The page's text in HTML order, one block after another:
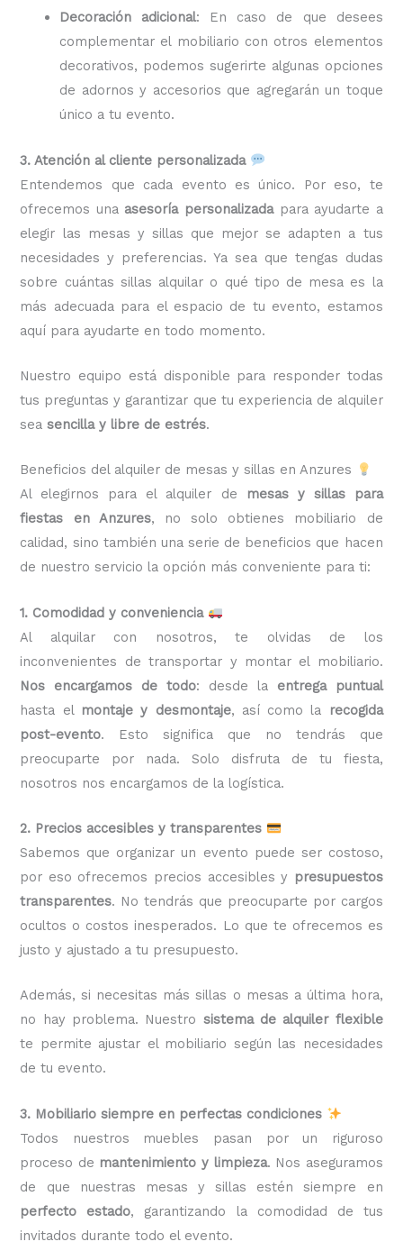
Decoración adicional: En caso de que desees
complementar el mobiliario con otros elementos
decorativos, podemos sugerirte algunas opciones
de adornos y accesorios que agregarán un toque
único a tu evento.
3. Atención al cliente personalizada
Entendemos que cada evento es único. Por eso, te
ofrecemos una asesoría personalizadapara ayudarte a
elegir las mesas y sillas que mejor se adapten a tus
necesidades y preferencias. Ya sea que tengas dudas
sobre cuántas sillas alquilar o qué tipo de mesa es la
más adecuada para el espacio de tu evento, estamos
aquí para ayudarte en todo momento.
Nuestro equipo está disponible para responder todas
tus preguntas y garantizar que tu experiencia de alquiler
seasencilla y libre de estrés.
Beneficios del alquiler de mesas y sillas en Anzures
Al elegirnos para el alquiler de
mesas y sillas para
fiestas en Anzures, no solo obtienes mobiliario de
calidad, sino también una serie de beneficios que hacen
de nuestro servicio la opción más conveniente para ti:
1. Comodidad y conveniencia
Al alquilar con nosotros, te olvidas de los
inconvenientes de transportar y montar el mobiliario.
Nos encargamos de todo: desde la entrega puntual
hasta el montaje y desmontaje, así como la
recogida
post-evento. Esto significa que no tendrás que
preocuparte por nada. Solo disfruta de tu fiesta,
nosotros nos encargamos de la logística.
2. Precios accesibles y transparentes
Sabemos que organizar un evento puede ser costoso,
por eso ofrecemos precios accesibles y presupuestos
transparentes. No tendrás que preocuparte por cargos
ocultos o costos inesperados. Lo que te ofrecemos es
justo y ajustado a tu presupuesto.
Además, si necesitas más sillas o mesas a última hora,
no hay problema. Nuestro sistema de alquiler flexible
te permite ajustar el mobiliario según las necesidades
de tu evento.
3. Mobiliario siempre en perfectas condiciones
Todos nuestros muebles pasan por un riguroso
proceso de mantenimiento y limpieza. Nos aseguramos
de que nuestras mesas y sillas estén siempre en
perfecto estado, garantizando la comodidad de tus
invitados durante todo el evento.